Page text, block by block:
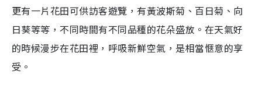
更有一片花田可供訪客遊覽，有黃波斯菊、百日菊、向
日葵等等，不同時間有不同品種的花朵盛放。在天氣好
的時候漫步在花田裡，呼吸新鮮空氣，是相當愜意的享
受。